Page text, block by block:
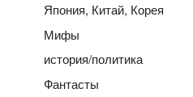
Япония, Китай, Корея
Мифы
история/политика
Фантасты